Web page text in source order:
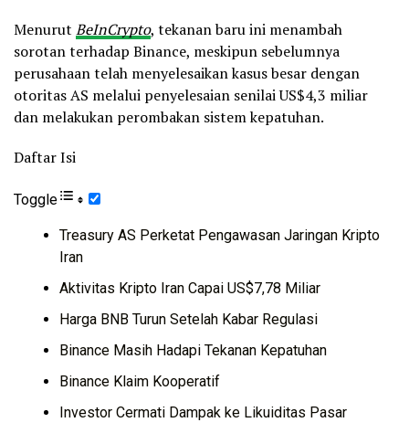
Menurut BeInCrypto, tekanan baru ini menambah
sorotan terhadap Binance, meskipun sebelumnya
perusahaan telah menyelesaikan kasus besar dengan
otoritas AS melalui penyelesaian senilai US$4,3 miliar
dan melakukan perombakan sistem kepatuhan.
Daftar Isi
Toggle
Treasury AS Perketat Pengawasan Jaringan Kripto
Iran
Aktivitas Kripto Iran Capai US$7,78 Miliar
Harga BNB Turun Setelah Kabar Regulasi
Binance Masih Hadapi Tekanan Kepatuhan
Binance Klaim Kooperatif
Investor Cermati Dampak ke Likuiditas Pasar